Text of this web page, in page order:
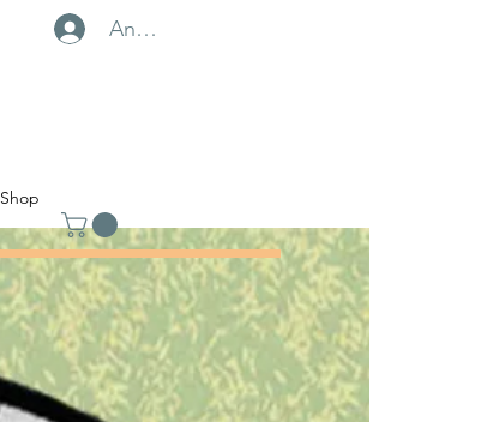
Anmelden
Shop